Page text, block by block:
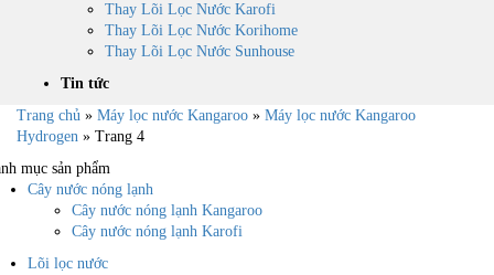
Thay Lõi Lọc Nước Karofi
Thay Lõi Lọc Nước Korihome
Thay Lõi Lọc Nước Sunhouse
Tin tức
Trang chủ » Máy lọc nước Kangaroo » Máy lọc nước Kangaroo
Hydrogen » Trang 4
mục sản phẩm
Cây nước nóng lạnh
Cây nước nóng lạnh Kangaroo
Cây nước nóng lạnh Karofi
Lõi lọc nước